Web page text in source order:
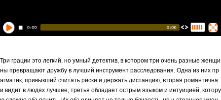
Три грации это легкий, но умный детектив, в котором три очень разные женщи
ны превращают дружбу в лучший инструмент расследования. Одна из них пр
агматик, привыкший считать риски и держать дистанцию, вторая романтична
и видит в людях лучшее, третья обладает острым языком и интуицией, котору